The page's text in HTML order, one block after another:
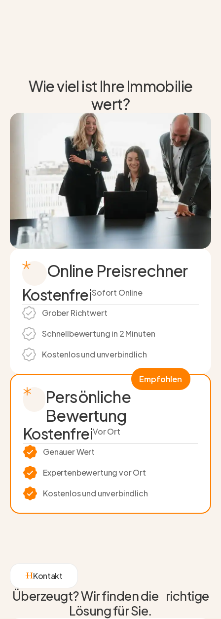
Wie viel ist Ihre Immobilie
wert?
Online Preisrechner
KostenfreiSofort Online
Grober Richtwert
Schnell­bewertung in 2 Minuten
Kostenlos und unverbindlich
Persönliche
Bewertung
KostenfreiVor Ort
Genauer Wert
Experten­bewertung vor Ort
Kostenlos und unverbindlich
Empfohlen
Kontakt
Überzeugt? Wir finden die richtige
Lösung für Sie.